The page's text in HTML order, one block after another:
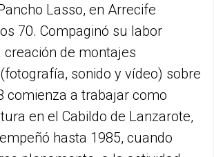
Lasso, en Arrecife
70. Compaginó su labor
creación de montajes
sonido y vídeo) sobre
comienza a trabajar como
en el Cabildo de Lanzarote,
hasta 1985, cuando